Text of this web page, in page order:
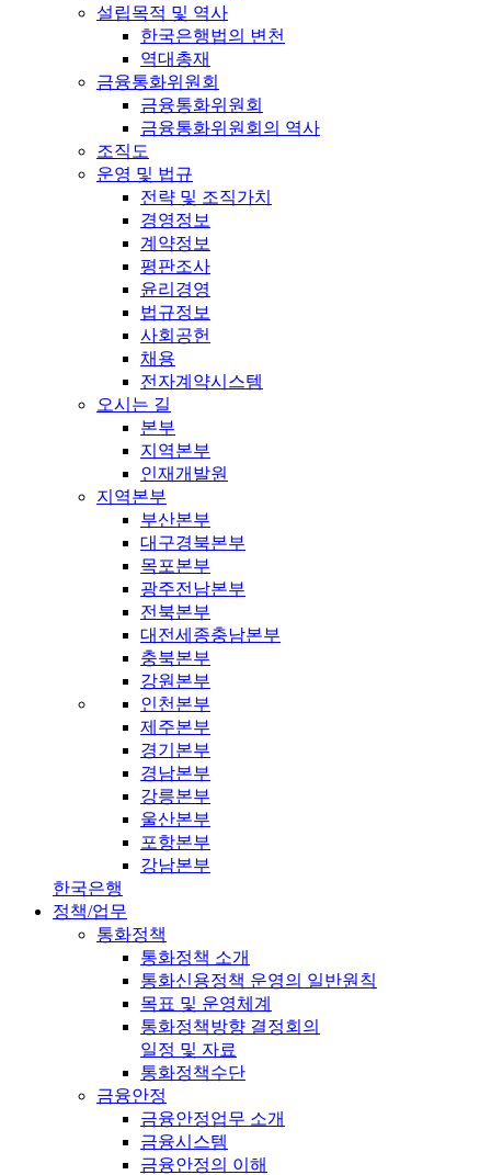
설립목적 및 역사
한국은행법의 변천
역대총재
금융통화위원회
금융통화위원회
금융통화위원회의 역사
조직도
운영 및 법규
전략 및 조직가치
경영정보
계약정보
평판조사
윤리경영
법규정보
사회공헌
채용
전자계약시스템
오시는 길
본부
지역본부
인재개발원
지역본부
부산본부
대구경북본부
목포본부
광주전남본부
전북본부
대전세종충남본부
충북본부
강원본부
인천본부
제주본부
경기본부
경남본부
강릉본부
울산본부
포항본부
강남본부
한국은행
정책/업무
통화정책
통화정책 소개
통화신용정책 운영의 일반원칙
목표 및 운영체계
통화정책방향 결정회의
일정 및 자료
통화정책수단
금융안정
금융안정업무 소개
금융시스템
금융안정의 이해